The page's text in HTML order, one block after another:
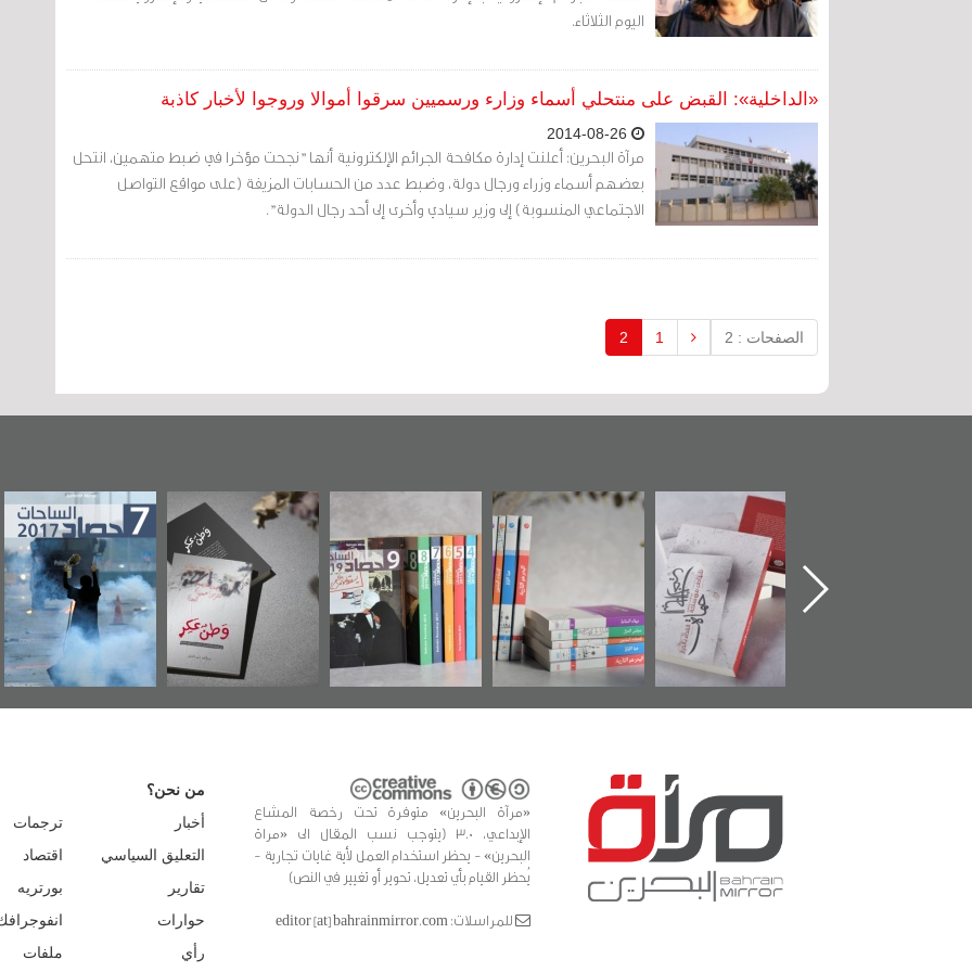
اليوم الثلاثاء.
«الداخلية»: القبض على منتحلي أسماء وزارء ورسميين سرقوا أموالا وروجوا لأخبار كاذبة
مرآة البحرين: أعلنت إدارة مكافحة الجرائم الإلكترونية أنها "نجحت مؤخرا في ضبط متهمين، انتحل
بعضهم أسماء وزراء ورجال دولة، وضبط عدد من الحسابات المزيفة (على مواقع التواصل
الاجتماعي المنسوبة) إلى وزير سيادي وأخرى إلى أحد رجال الدولة".
الصفحات : 2 1
2
تصنيف موضوعي
للوثائق البريطانية
يقدمه «مركز أوال»
في سلسلة من 5
كتب
"مرآة البحرين"
جديدة لمعتقل
عسكري تصدر عن
«مرآة البحرين»
حصاد 2017
عاشوراء البحرين...
ويكيليكس السفارة
الأمريكية
«مرآة البحرين» متوفرة تحت رخصة المشاع
الإبداعي، 3.0 (يتوجب نسب المقال الى «مراة
البحرين» - يحظر استخدام العمل لأية غايات تجارية -
يُحظر القيام بأي تعديل، تحوير أو تغيير في النص)
للمراسلات: editor [at] bahrainmirror.com
من نحن؟
أخبار
التعليق السياسي
تقارير
حوارات
رأي
ترجمات
اقتصاد
بورتريه
ملفات